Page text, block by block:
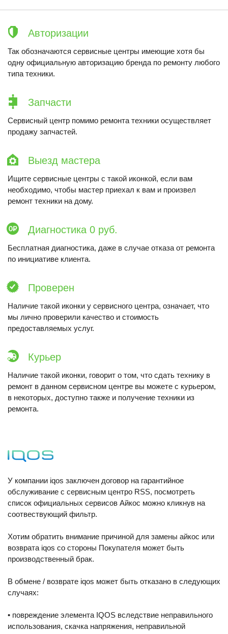
Авторизации
Так обозначаются сервисные центры имеющие хотя бы
одну официальную авторизацию бренда по ремонту любого
типа техники.
Запчасти
Сервисный центр помимо ремонта техники осуществляет
продажу запчастей.
Выезд мастера
Ищите сервисные центры с такой иконкой, если вам
необходимо, чтобы мастер приехал к вам и произвел
ремонт техники на дому.
Диагностика 0 руб.
Бесплатная диагностика, даже в случае отказа от ремонта
по инициативе клиента.
Проверен
Наличие такой иконки у сервисного центра, означает, что
мы лично проверили качество и стоимость
предоставляемых услуг.
Курьер
Наличие такой иконки, говорит о том, что сдать технику в
ремонт в данном сервисном центре вы можете с курьером,
в некоторых, доступно также и получение техники из
ремонта.
У компании iqos заключен договор на гарантийное
обслуживание с сервисным центро RSS, посмотреть
список официальных сервисов Айкос можно кликнув на
соотвествующий фильтр.
Хотим обратить внимание причиной для замены айкос или
возврата iqos со стороны Покупателя может быть
производственный брак.
В обмене / возврате iqos может быть отказано в следующих
случаях:
• повреждение элемента IQOS вследствие неправильного
использования, скачка напряжения, неправильной